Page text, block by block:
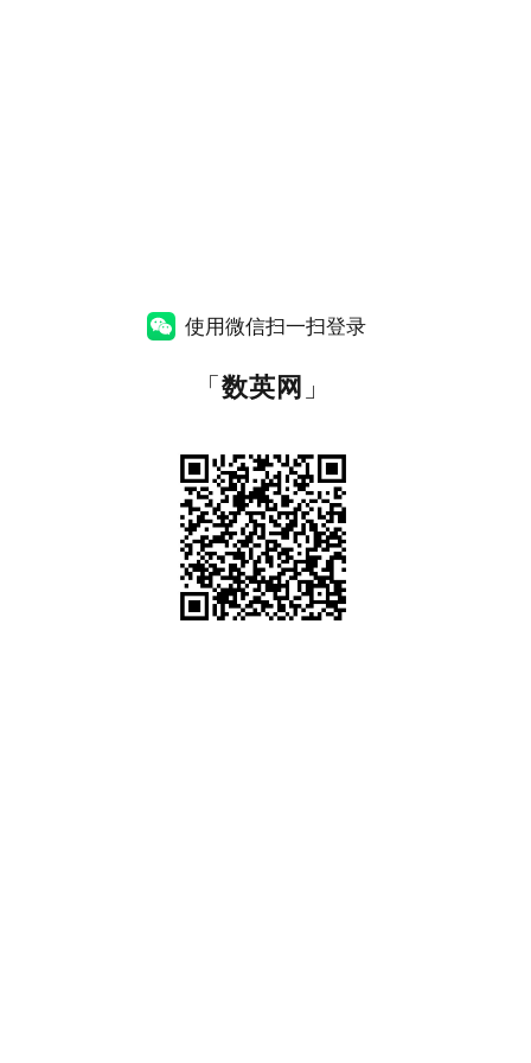
使用微信扫一扫登录
「数英网 」